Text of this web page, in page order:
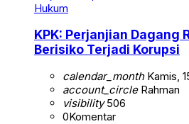
Hukum
KPK: Perjanjian Dagang
Berisiko Terjadi Korupsi
calendar_monthKamis,
account_circleRahman
visibility506
0Komentar